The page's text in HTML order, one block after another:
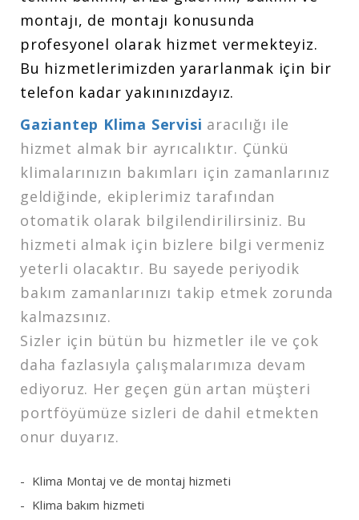
montajı, de montajı konusunda
profesyonel olarak hizmet vermekteyiz.
Bu hizmetlerimizden yararlanmak için bir
telefon kadar yakınınızdayız.
Gaziantep Klima Servisi aracılığı ile
hizmet almak bir ayrıcalıktır. Çünkü
klimalarınızın bakımları için zamanlarınız
geldiğinde, ekiplerimiz tarafından
otomatik olarak bilgilendirilirsiniz. Bu
hizmeti almak için bizlere bilgi vermeniz
yeterli olacaktır. Bu sayede periyodik
bakım zamanlarınızı takip etmek zorunda
kalmazsınız.
Sizler için bütün bu hizmetler ile ve çok
daha fazlasıyla çalışmalarımıza devam
ediyoruz. Her geçen gün artan müşteri
portföyümüze sizleri de dahil etmekten
onur duyarız.
Klima Montaj ve de montaj hizmeti
Klima bakım hizmeti